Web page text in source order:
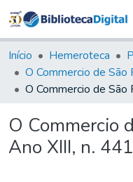
Início Hemeroteca
O Commercio de São
O Commercio
Ano XIII, n.